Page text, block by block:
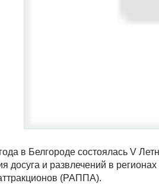
в Белгороде состоялась V
досуга и развлечений в
(РАППА).